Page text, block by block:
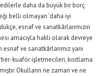
daha da büyük bir borç
belli olmayan ‘daha iyi
esnaf ve sanatkârlarımızın
amacıyla haklı olarak devreye
ve sanatkârlarımız yani
kuaför işletmecileri, kısıtlama
Okulların ne zaman ve ne